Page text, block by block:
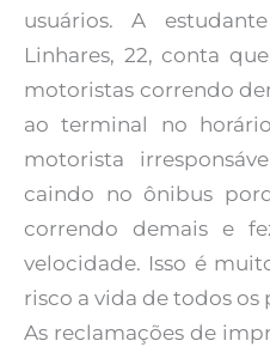
usuários. A
Linhares, 22, conta
motoristas correndo
ao terminal no
motorista
caindo no ônibus
correndo demais e
velocidade. Isso é
risco a vida de todos os
As reclamações de